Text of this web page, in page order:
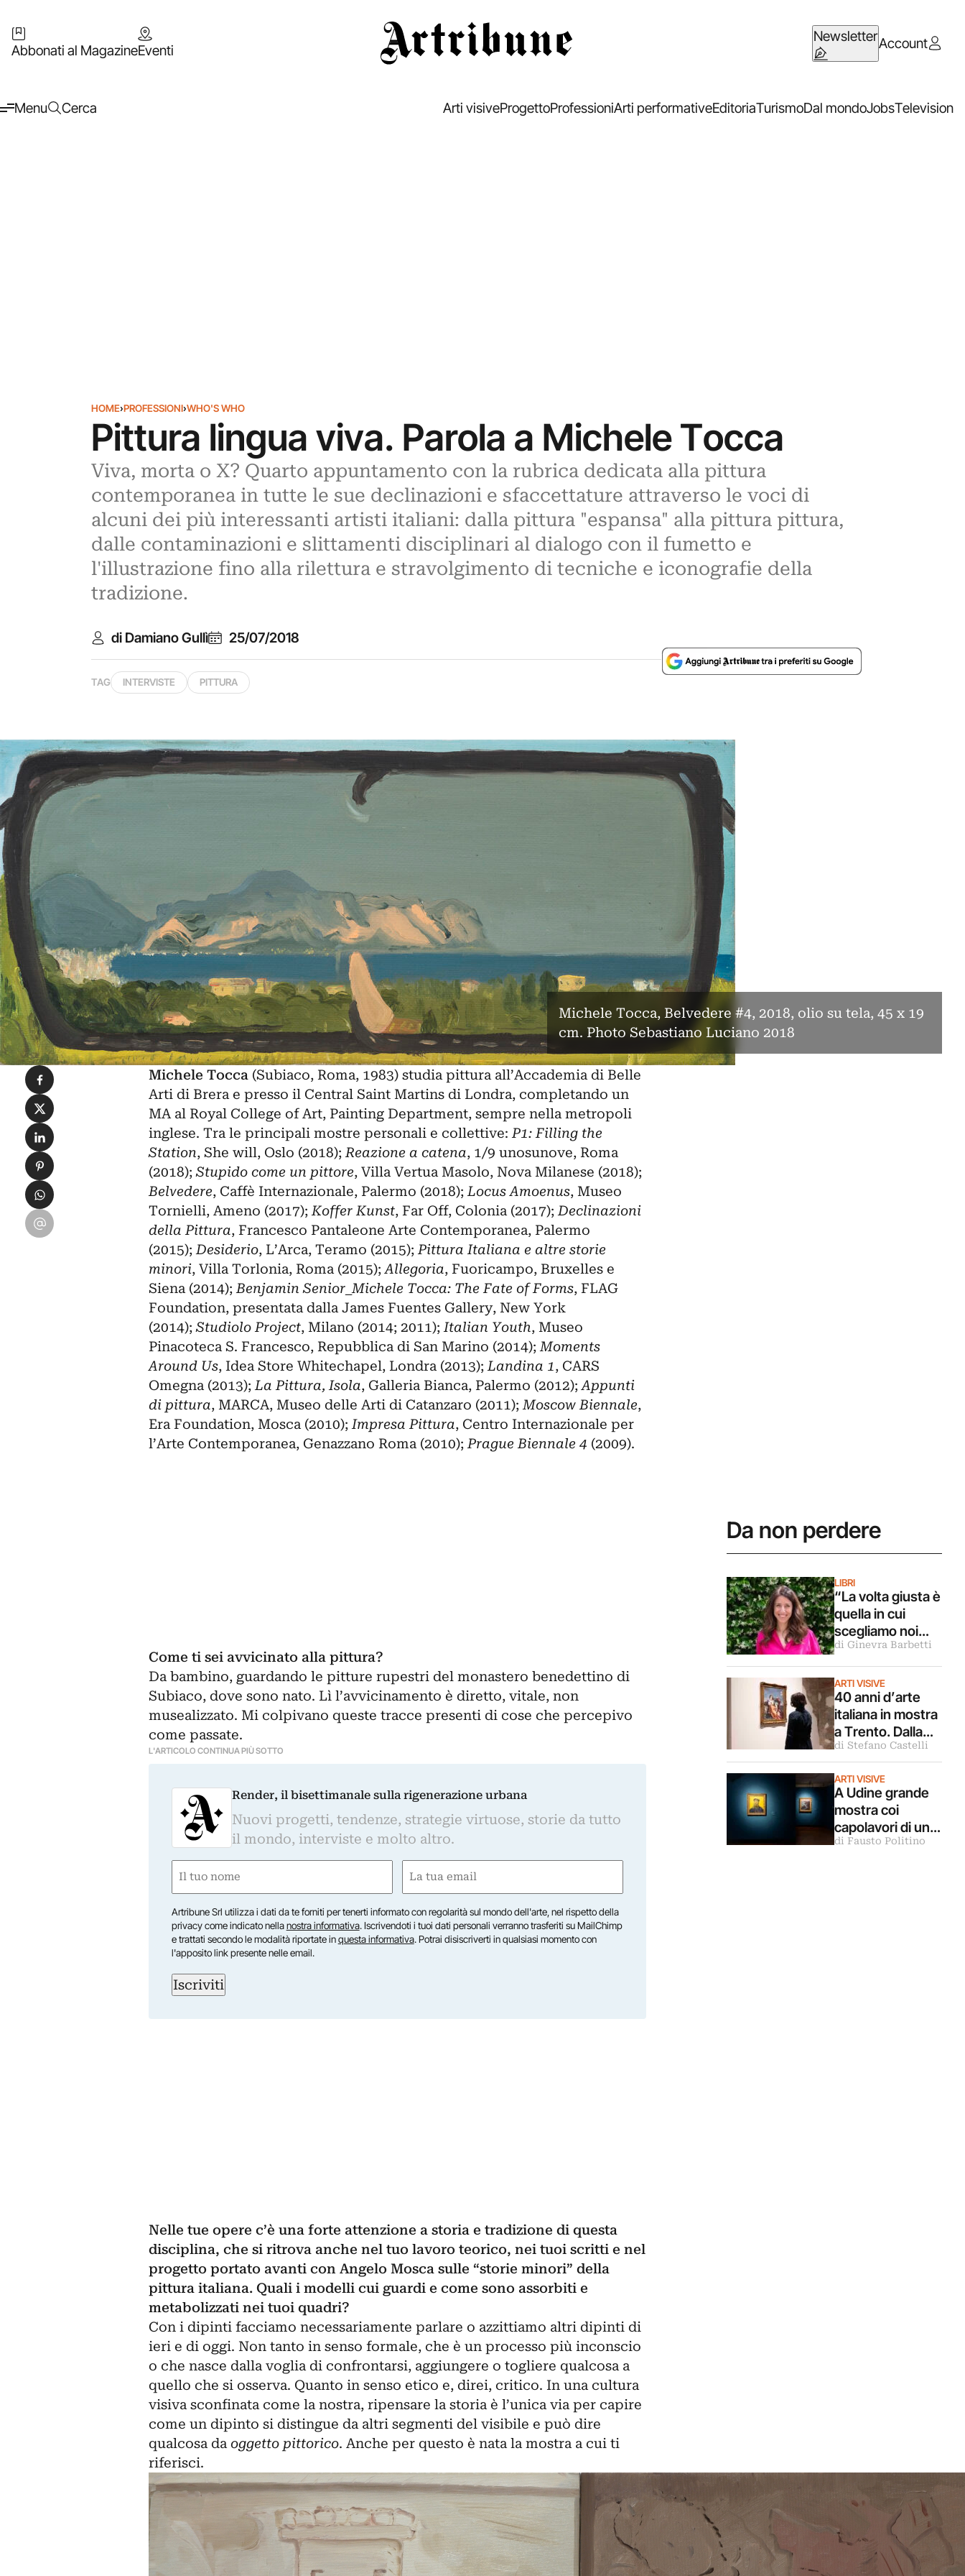
Abbonati al MagazineEventi
NewsletterAccount
Menu Cerca Arti visiveProgettoProfessioniArti performativeEditoriaTurismoDal mondoJobsTelevision
HOME›PROFESSIONI›WHO'S WHO
Pittura lingua viva. Parola a Michele Tocca
Viva, morta o X? Quarto appuntamento con la rubrica dedicata alla pittura
contemporanea in tutte le sue declinazioni e sfaccettature attraverso le voci di
alcuni dei più interessanti artisti italiani: dalla pittura "espansa" alla pittura pittura,
dalle contaminazioni e slittamenti disciplinari al dialogo con il fumetto e
l'illustrazione fino alla rilettura e stravolgimento di tecniche e iconografie della
tradizione.
di Damiano Gullì 25/07/2018
TAG INTERVISTE PITTURA
Michele Tocca, Belvedere #4, 2018, olio su tela, 45 x 19
cm. Photo Sebastiano Luciano 2018
Michele Tocca(Subiaco, Roma, 1983) studia pittura all’Accademia di Belle
Arti di Brera e presso il Central Saint Martins di Londra, completando un
MA al Royal College of Art, Painting Department, sempre nella metropoli
inglese. Tra le principali mostre personali e collettive: P1: Filling the
Station, She will, Oslo (2018);Reazione a catena, 1/9 unosunove, Roma
(2018);Stupido come un pittore, Villa Vertua Masolo, Nova Milanese (2018);
Belvedere, Caffè Internazionale, Palermo (2018);Locus Amoenus, Museo
Tornielli, Ameno (2017);Koffer Kunst, Far Off, Colonia (2017);Declinazioni
della Pittura, Francesco Pantaleone Arte Contemporanea, Palermo
(2015);Desiderio, L’Arca, Teramo (2015); Pittura Italiana e altre storie
minori, Villa Torlonia, Roma (2015);Allegoria, Fuoricampo, Bruxelles e
Siena (2014);Benjamin Senior_Michele Tocca: The Fate of Forms, FLAG
Foundation, presentata dalla James Fuentes Gallery, New York
(2014);Studiolo Project, Milano (2014; 2011);Italian Youth, Museo
Pinacoteca S. Francesco, Repubblica di San Marino (2014);Moments
Around Us, Idea Store Whitechapel, Londra (2013);Landina 1, CARS
Omegna (2013);La Pittura, Isola, Galleria Bianca, Palermo (2012);Appunti
di pittura, MARCA, Museo delle Arti di Catanzaro (2011);Moscow Biennale,
Era Foundation, Mosca (2010);Impresa Pittura, Centro Internazionale per
l’Arte Contemporanea, Genazzano Roma (2010); Prague Biennale 4 (2009).
Come ti sei avvicinato alla pittura?
Da bambino, guardando le pitture rupestri del monastero benedettino di
Subiaco, dove sono nato. Lì l’avvicinamento è diretto, vitale, non
musealizzato. Mi colpivano queste tracce presenti di cose che percepivo
come passate.
L'ARTICOLO CONTINUA PIÙ SOTTO
Render, il bisettimanale sulla rigenerazione urbana
Nuovi progetti, tendenze, strategie virtuose, storie da tutto
il mondo, interviste e molto altro.
Nome
Nome
Email
Artribune Srl utilizza i dati da te forniti per tenerti informato con regolarità sul mondo dell'arte, nel rispetto della
privacy come indicato nellanostra informativa. Iscrivendoti i tuoi dati personali verranno trasferiti su MailChimp
e trattati secondo le modalità riportate inquesta informativa. Potrai disiscriverti in qualsiasi momento con
l'apposito link presente nelle email.
Iscriviti
Nelle tue opere c’è una forte attenzione a storia e tradizione di questa
disciplina, che si ritrova anche nel tuo lavoro teorico, nei tuoi scritti e nel
progetto portato avanti con Angelo Moscasulle “storie minori” della
pittura italiana. Quali i modelli cui guardi e come sono assorbiti e
metabolizzati nei tuoi quadri?
Con i dipinti facciamo necessariamente parlare o azzittiamo altri dipinti di
ieri e di oggi. Non tanto in senso formale, che è un processo più inconscio
o che nasce dalla voglia di confrontarsi, aggiungere o togliere qualcosa a
quello che si osserva. Quanto in senso etico e, direi, critico. In una cultura
visiva sconfinata come la nostra, ripensare la storia è l’unica via per capire
come un dipinto si distingue da altri segmenti del visibile e può dire
qualcosa daoggetto pittorico. Anche per questo è nata la mostra a cui ti
riferisci.
Da non perdere
LIBRI
“La volta giusta è
quella in cui
scegliamo noi
stessi”.
Intervista alla
scrittrice
Lorenza Gentile
di Ginevra Barbetti
ARTI VISIVE
40 anni d’arte
italiana in mostra
a Trento. Dalla
Transavanguardi
a a oggi
di Stefano Castelli
ARTI VISIVE
A Udine grande
mostra coi
capolavori di un
museo svizzero
di Fausto Politino
Condividi su Facebook
Condividi su X
Condividi su LinkedIn
Condividi su Pinterest
Condividi su WhatsApp
Condividi su Email